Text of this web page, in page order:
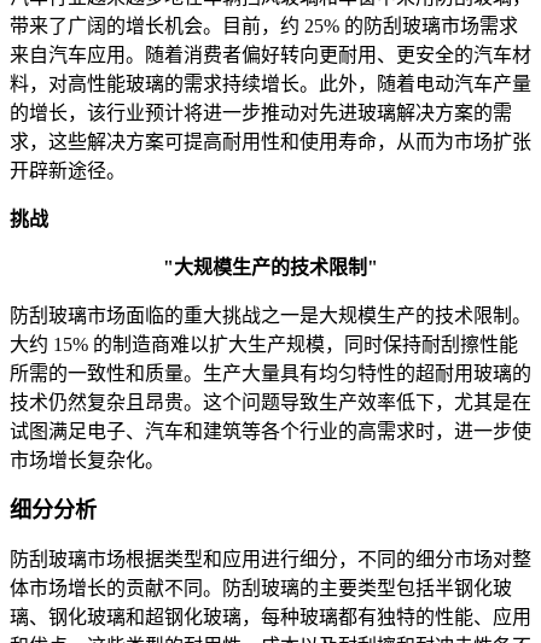
带来了广阔的增长机会。目前，约 25% 的防刮玻璃市场需求
来自汽车应用。随着消费者偏好转向更耐用、更安全的汽车材
料，对高性能玻璃的需求持续增长。此外，随着电动汽车产量
的增长，该行业预计将进一步推动对先进玻璃解决方案的需
求，这些解决方案可提高耐用性和使用寿命，从而为市场扩张
开辟新途径。
挑战
"大规模生产的技术限制"
防刮玻璃市场面临的重大挑战之一是大规模生产的技术限制。
大约 15% 的制造商难以扩大生产规模，同时保持耐刮擦性能
所需的一致性和质量。生产大量具有均匀特性的超耐用玻璃的
技术仍然复杂且昂贵。这个问题导致生产效率低下，尤其是在
试图满足电子、汽车和建筑等各个行业的高需求时，进一步使
市场增长复杂化。
细分分析
防刮玻璃市场根据类型和应用进行细分，不同的细分市场对整
体市场增长的贡献不同。防刮玻璃的主要类型包括半钢化玻
璃、钢化玻璃和超钢化玻璃，每种玻璃都有独特的性能、应用